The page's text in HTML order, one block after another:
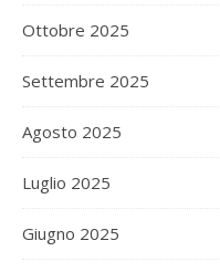
Ottobre 2025
Settembre 2025
Agosto 2025
Luglio 2025
Giugno 2025